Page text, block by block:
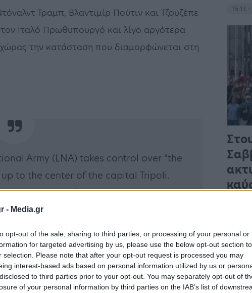
- Media.gr
opt-out of the sale, sharing to third parties, or processing of your personal or
for targeted advertising by us, please use the below opt-out section to
selection. Please note that after your opt-out request is processed you may
interest-based ads based on personal information utilized by us or
to third parties prior to your opt-out. You may separately opt-out of
of your personal information by third parties on the IAB’s list of
Τραμπ, Βλαντιμίρ Πούτιν και Τζουζέπε
Ιταλό Πρωθυπουργό και λίγο αργότερα
την κατάσταση που διαμορφώνεται στη
Army (LNA) takes control over “the
to the center of the capital Tripoli.
pic.twitter.com/c4mCFNGJ3v
15:13